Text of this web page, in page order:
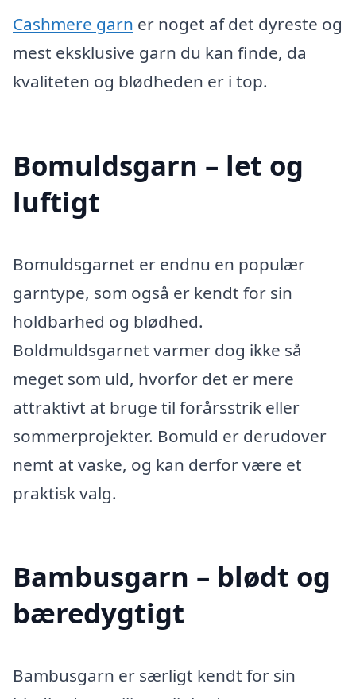
Cashmere garn er noget af det dyreste og
mest eksklusive garn du kan finde, da
kvaliteten og blødheden er i top.
Bomuldsgarn – let og
luftigt
Bomuldsgarnet er endnu en populær
garntype, som også er kendt for sin
holdbarhed og blødhed.
Boldmuldsgarnet varmer dog ikke så
meget som uld, hvorfor det er mere
attraktivt at bruge til forårsstrik eller
sommerprojekter. Bomuld er derudover
nemt at vaske, og kan derfor være et
praktisk valg.
Bambusgarn – blødt og
bæredygtigt
Bambusgarn er særligt kendt for sin